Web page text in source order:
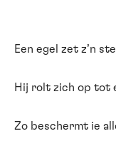
Een egel zet z’n
Hij rolt zich op tot
Zo beschermt ie